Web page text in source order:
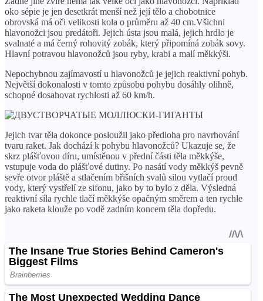
oko sépie je jen desetkrát menší než její tělo a chobotnice
obrovská má oči velikosti kola o průměru až 40 cm.Všichni
hlavonožci jsou predátoři. Jejich ústa jsou malá, jejich hrdlo je
svalnaté a má černý rohovitý zobák, který připomíná zobák sovy.
Hlavní potravou hlavonožců jsou ryby, krabi a malí měkkýši.
Nepochybnou zajímavostí u hlavonožců je jejich reaktivní pohyb.
Největší dokonalosti v tomto způsobu pohybu dosáhly olihně,
schopné dosahovat rychlosti až 60 km/h.
Jejich tvar těla dokonce posloužil jako předloha pro navrhování
tvaru raket. Jak dochází k pohybu hlavonožců? Ukazuje se, že
skrz plášťovou díru, umístěnou v přední části těla měkkýše,
vstupuje voda do plášťové dutiny. Po nasátí vody měkkýš pevně
sevře otvor pláště a stlačením břišních svalů silou vytlačí proud
vody, který vystřelí ze sifonu, jako by to bylo z děla. Výsledná
reaktivní síla rychle tlačí měkkýše opačným směrem a ten rychle
jako raketa klouže po vodě zadním koncem těla dopředu.